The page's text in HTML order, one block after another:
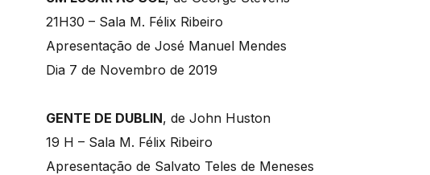
21H30 – Sala M. Félix Ribeiro
Apresentação de José Manuel Mendes
​Dia 7 de Novembro de 2019
GENTE DE DUBLIN, de John Huston
19 H – Sala M. Félix Ribeiro
Apresentação de Salvato Teles de Meneses